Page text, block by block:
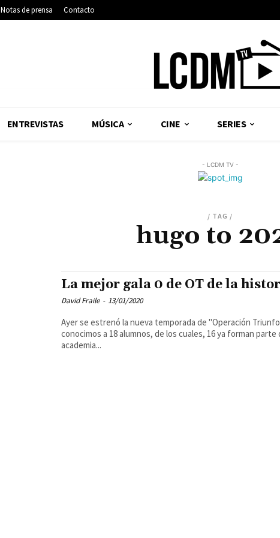
Notas de prensa Contacto
ENTREVISTAS MÚSICA CINE SERIES
- LCDM TV -
/ TAG /
hugo to
La mejor gala 0 de OT de la
David Fraile - 13/01/2020
Ayer se estrenó la nueva temporada de "Operación
conocimos a 18 alumnos, de los cuales, 16 ya forman parte
academia...